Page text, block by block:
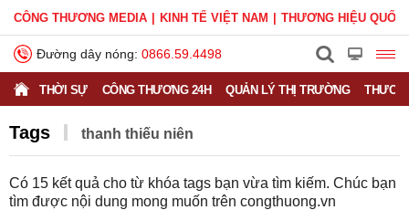
CÔNG THƯƠNG MEDIA KINH TẾ VIỆT NAM THƯƠNG HIỆU QUỐC
Đường dây nóng: 0866.59.4498
THỜI SỰ CÔNG THƯƠNG 24H QUẢN LÝ THỊ TRƯỜNG
Tags thanh thiếu niên
Có 15 kết quả cho từ khóa tags bạn vừa tìm kiếm. Chúc bạn
tìm được nội dung mong muốn trên congthuong.vn